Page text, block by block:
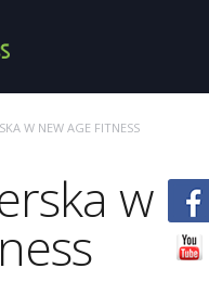
W NEW AGE FITNESS
w